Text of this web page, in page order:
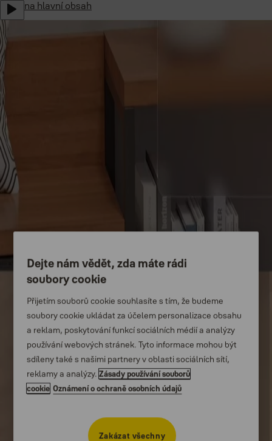
Přejít na hlavní obsah
Menu
Produkty
Podpora
Proč Yale
Kde koupit
Příběhy
Dejte nám vědět, zda máte rádi
soubory cookie
Přijetím souborů cookie souhlasíte s tím, že budeme
soubory cookie ukládat za účelem personalizace obsahu
a reklam, poskytování funkcí sociálních médií a analýzy
používání webových stránek. Tyto informace mohou být
sdíleny také s našimi partnery v oblasti sociálních sítí,
reklamy a analýzy.Zásady používání souborů
cookie Oznámení o ochraně osobních údajů
Zakázat všechny